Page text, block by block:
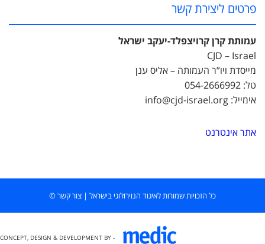
פרטים ליצירת קשר
עמותת קרן קרויצפלד-יעקב ישראל
CJD – Israel
מייסדת ויו”ר העמותה – אליס ענן
טל: 054-2666992
אימייל: info@cjd-israel.org
אתר אינטרנט
כל הזכויות שמורות לאיגוד הנוירולוגי בישראל | צור קשר©
CONCEPT, DESIGN & DEVELOPMENT BY -